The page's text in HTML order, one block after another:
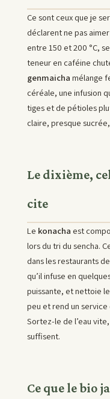
Ce sont ceux que je
déclarent ne pas
entre 150 et 200 °C,
teneur en caféine
genmaicha mélange
céréale, une infusion
tiges et de pétioles
claire, presque
Le dixième,
cite
Le konacha est
lors du tri du sencha.
dans les restaurants
qu’il infuse en
puissante, et nettoie
peu et rend un
Sortez-le de l’eau
suffisent.
Ce que le bio